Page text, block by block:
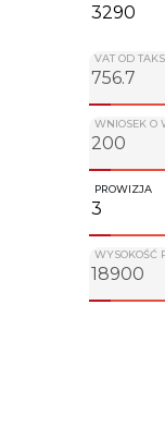
VAT OD
WNIOSEK O
PROWIZJA
WYSOKOŚĆ